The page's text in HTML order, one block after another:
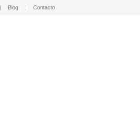
Blog Contacto